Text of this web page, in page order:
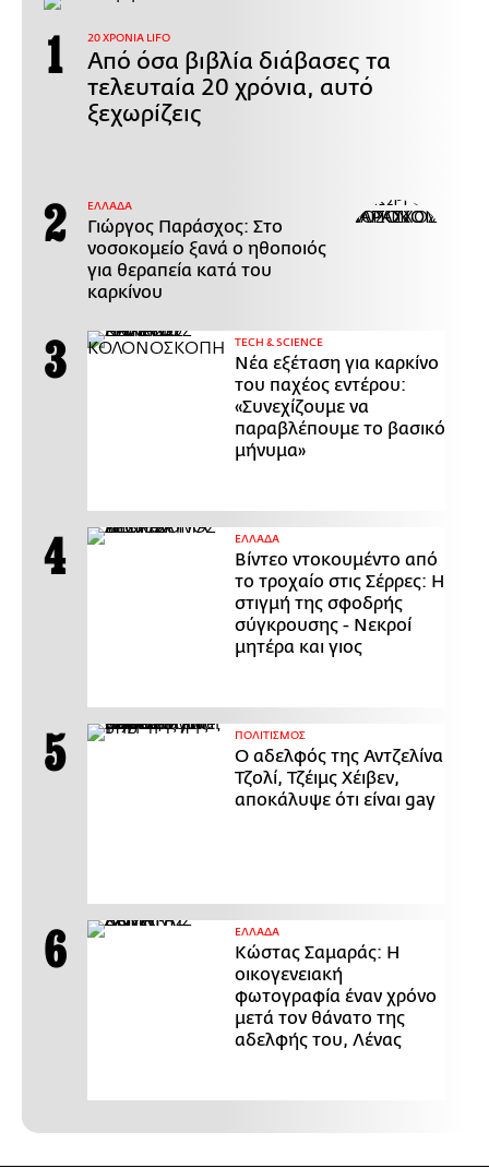
20 ΧΡΟΝΙΑ LIFO
Από όσα βιβλία διάβασες τα
τελευταία 20 χρόνια, αυτό
ξεχωρίζεις
ΕΛΛΑΔΑ
Γιώργος Παράσχος: Στο
νοσοκομείο ξανά ο ηθοποιός
για θεραπεία κατά του
καρκίνου
ΤECH & SCIENCE
Νέα εξέταση για καρκίνο
του παχέος εντέρου:
«Συνεχίζουμε να
παραβλέπουμε το βασικό
μήνυμα»
ΕΛΛΑΔΑ
Βίντεο ντοκουμέντο από
το τροχαίο στις Σέρρες: Η
στιγμή της σφοδρής
σύγκρουσης - Νεκροί
μητέρα και γιος
ΠΟΛΙΤΙΣΜΟΣ
Ο αδελφός της Αντζελίνα
Τζολί, Τζέιμς Χέιβεν,
αποκάλυψε ότι είναι gay
ΕΛΛΑΔΑ
Κώστας Σαμαράς: Η
οικογενειακή
φωτογραφία έναν χρόνο
μετά τον θάνατο της
αδελφής του, Λένας